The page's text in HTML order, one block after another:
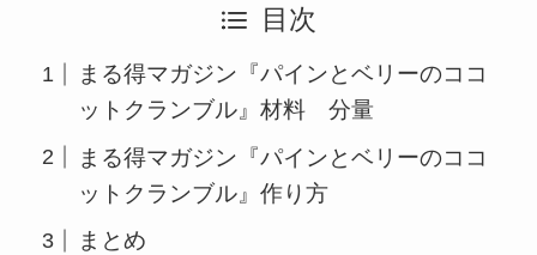
目次
まる得マガジン『パインとベリーのココ
ットクランブル』材料 分量
まる得マガジン『パインとベリーのココ
ットクランブル』作り方
まとめ